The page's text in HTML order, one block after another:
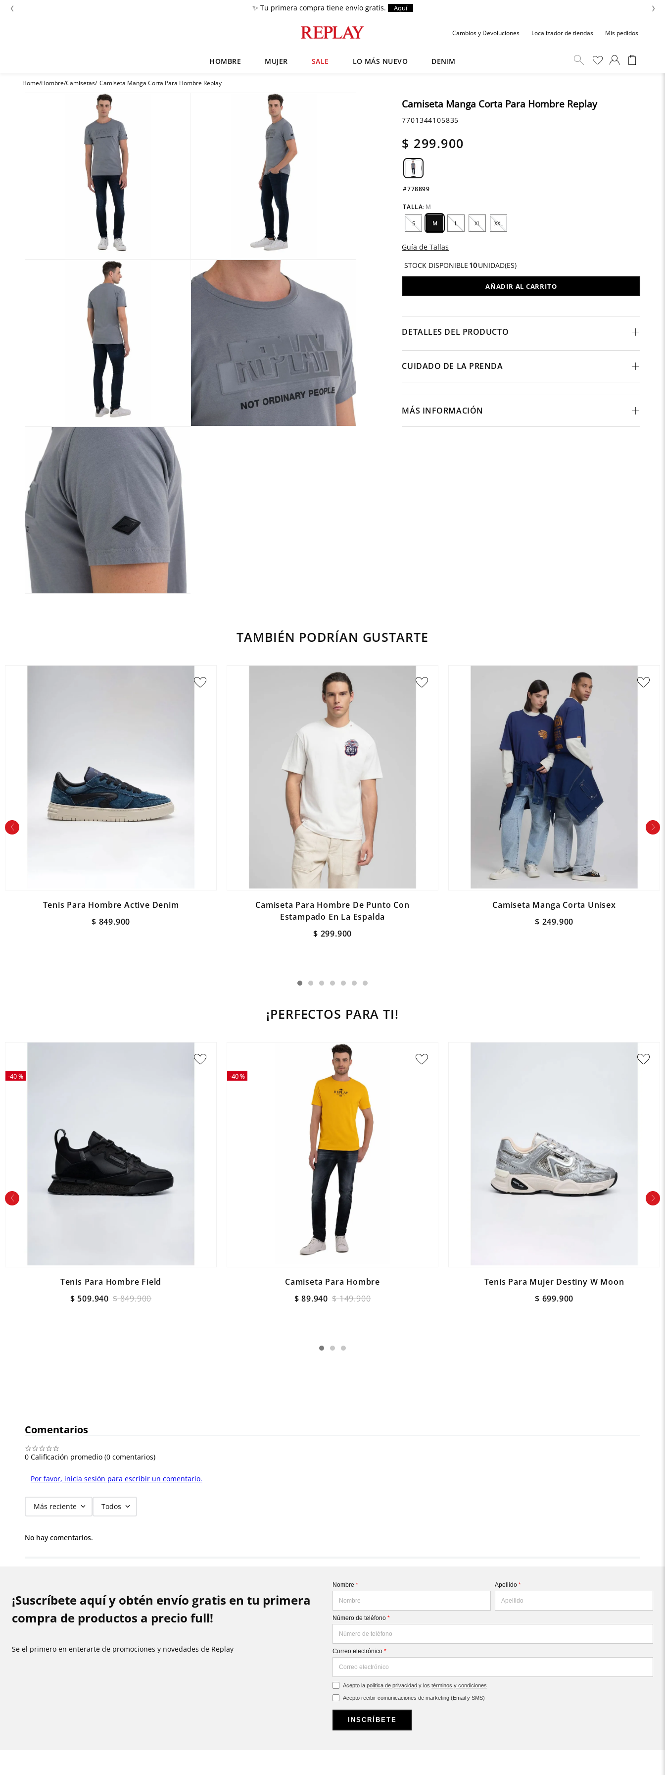
‹ ✨ Tu primera compra tiene envío gratis. Aquí ›
Cambios y Devoluciones Localizador de tiendas Mis pedidos
HOMBRE MUJER SALE LO MÁS NUEVO DENIM
Hombre Camisetas Camiseta Manga Corta Para Hombre Replay
Camiseta Manga Corta Para Hombre Replay
7701344105835
$ 299.900
#778899
TALLA: M
S M L XL XXL
Guía de Tallas
STOCK DISPONIBLE 10UNIDAD(ES)
AÑADIR AL CARRITO
DETALLES DEL PRODUCTO
CUIDADO DE LA PRENDA
MÁS INFORMACIÓN
TAMBIÉN PODRÍAN GUSTARTE
Tenis Para Hombre Active Denim
$ 849.900
Camiseta Para Hombre De Punto Con
Estampado En La Espalda
$ 299.900
Camiseta Manga Corta Unisex
$ 249.900
¡PERFECTOS PARA TI!
-40 %
Tenis Para Hombre Field
$ 849.900
$ 509.940
-40 %
Camiseta Para Hombre
$ 149.900
$ 89.940
Tenis Para Mujer Destiny W Moon
$ 699.900
Comentarios
☆☆☆☆☆
0 Calificación promedio (0 comentarios)
Por favor, inicia sesión para escribir un comentario.
Más reciente Todos
No hay comentarios.
¡Suscríbete aquí y obtén envío gratis en tu primera
compra de productos a precio full!
Se el primero en enterarte de promociones y novedades de Replay
Nombre * Apellido *
Número de teléfono *
Correo electrónico *
Acepto la política de privacidad y los términos y condiciones
Acepto recibir comunicaciones de marketing (Email y SMS)
INSCRÍBETE
1. Chaquetas
2. Zapatos
3. Anbass
Cargo
5. Sartoriale
6. Camisas